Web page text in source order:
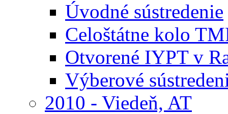
Úvodné sústredenie
Celoštátne kolo
Otvorené IYPT v
Výberové
2010 - Viedeň, AT